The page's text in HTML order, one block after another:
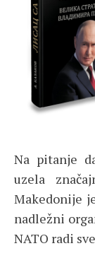
Na pitanje
uzela
Makedonije
nadležni
NATO radi